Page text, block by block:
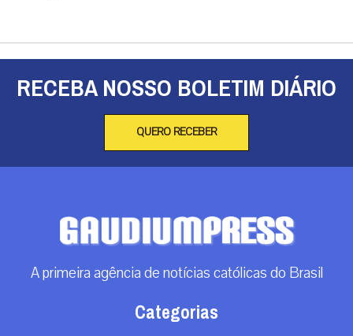
RECEBA NOSSO BOLETIM DIÁRIO
QUERO RECEBER
A primeira agência de notícias católicas do Brasil
Categorias